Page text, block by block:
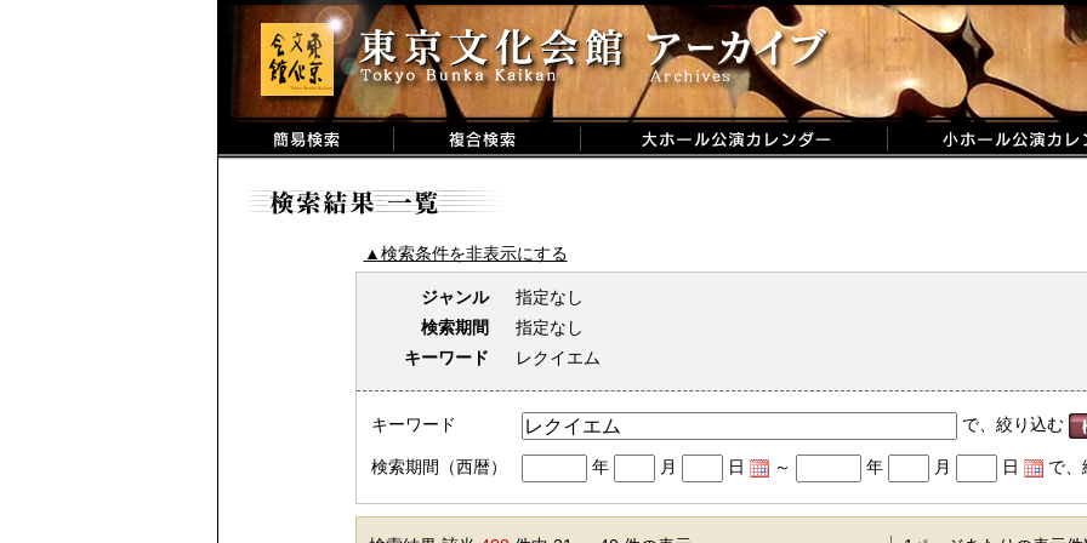
▲検索条件を非表示にする
ジャンル
指定なし
検索期間
指定なし
キーワード
レクイエム
キーワード で、絞り込む
検索期間（西暦） 年 月 日 ～ 年 月 日 で